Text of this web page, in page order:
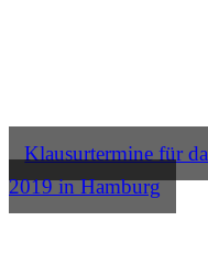
Klausurtermine für
2019 in Hamburg